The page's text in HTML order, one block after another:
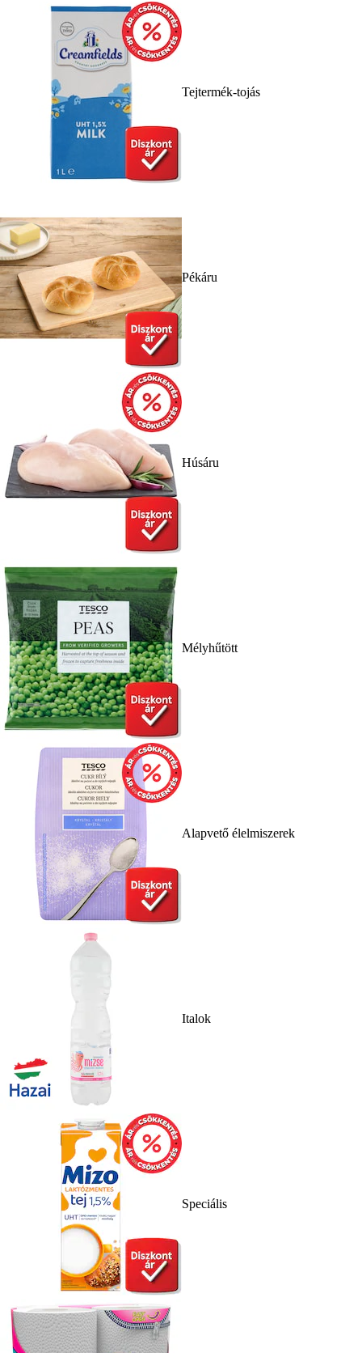
Tejtermék-tojás
Pékáru
Húsáru
Mélyhűtött
Alapvető élelmiszerek
Italok
Speciális